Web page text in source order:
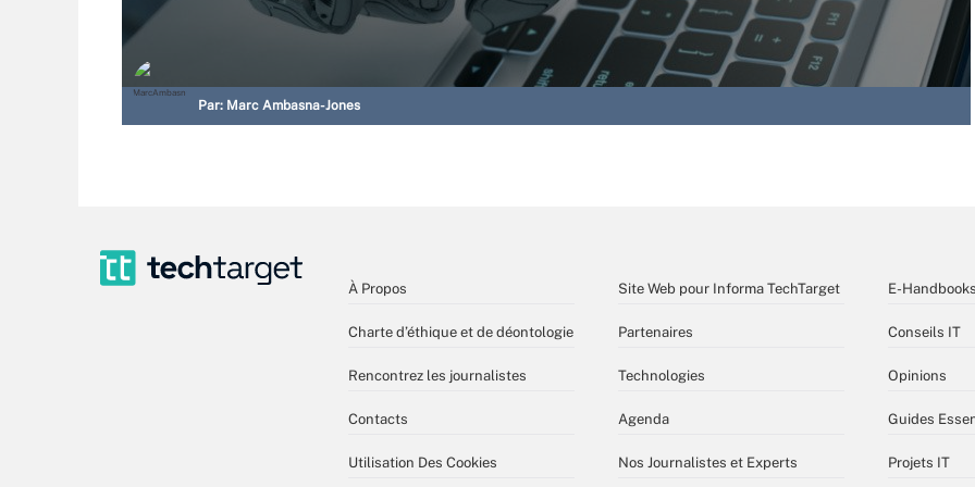
Par: Marc Ambasna-Jones
À Propos
Charte d’éthique et de déontologie
Rencontrez les journalistes
Contacts
Utilisation Des Cookies
Site Web pour Informa TechTarget
Partenaires
Technologies
Agenda
Nos Journalistes et Experts
E-Handbooks
Conseils IT
Opinions
Guides
Projets IT